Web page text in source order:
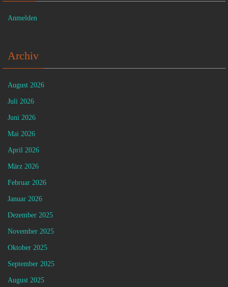
Anmelden
Archiv
August 2026
Juli 2026
Juni 2026
Mai 2026
April 2026
März 2026
Februar 2026
Januar 2026
Dezember 2025
November 2025
Oktober 2025
September 2025
August 2025